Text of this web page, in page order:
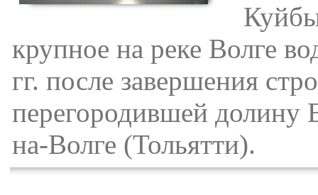
крупное на реке Волге
гг. после завершения
перегородившей долину
на-Волге (Тольятти).